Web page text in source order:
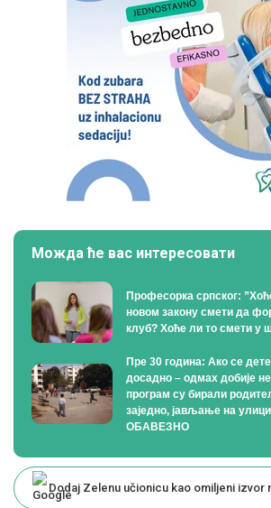
Можда ће вас интересовати
Професорка српског:
новом закону смети да
клуб? Хоће ли то смети у
Пре 30 година: Ако се
досадно – одмах добије
програм су бирали
заједно, јављање на улици
ОБАВЕЗНО
Dodaj Zelenu učionicu kao omiljeni izvor